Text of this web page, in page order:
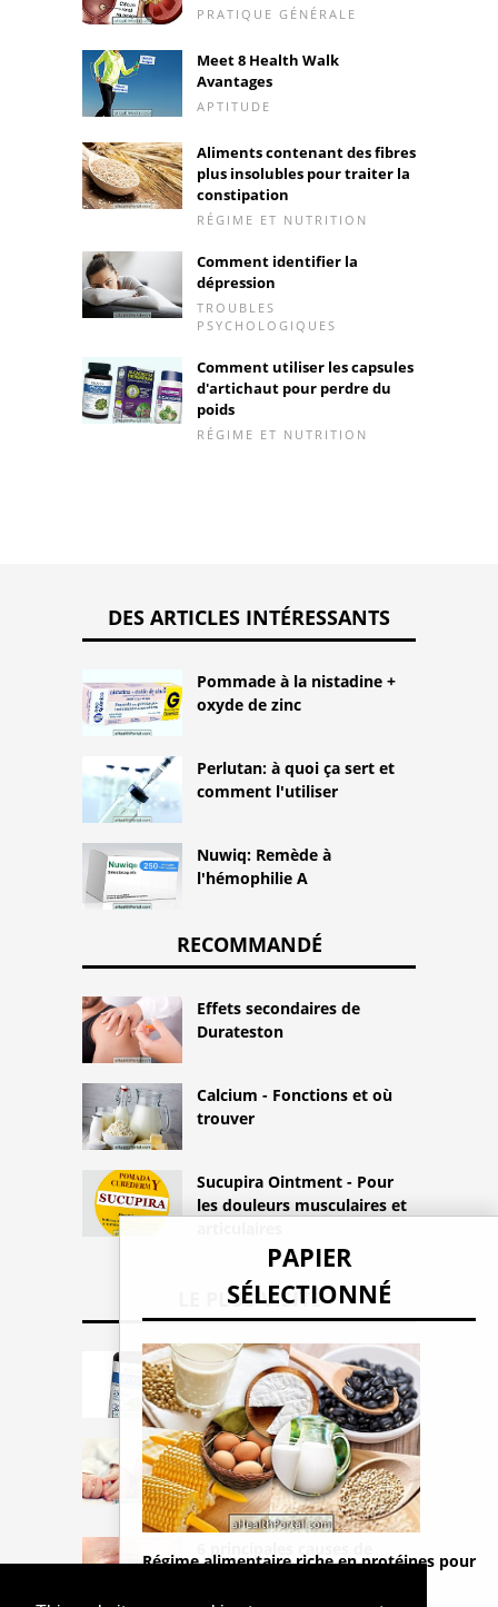
PRATIQUE GÉNÉRALE
Meet 8 Health Walk
Avantages
APTITUDE
Aliments contenant des fibres
plus insolubles pour traiter la
constipation
RÉGIME ET NUTRITION
Comment identifier la
dépression
TROUBLES
PSYCHOLOGIQUES
Comment utiliser les capsules
d'artichaut pour perdre du
poids
RÉGIME ET NUTRITION
PAPIER
SÉLECTIONNÉ
Régime alimentaire riche en protéines pour
DES ARTICLES INTÉRESSANTS
Pommade à la nistadine +
oxyde de zinc
Perlutan: à quoi ça sert et
comment l'utiliser
Nuwiq: Remède à
l'hémophilie A
RECOMMANDÉ
Effets secondaires de
Durateston
Calcium - Fonctions et où
trouver
Sucupira Ointment - Pour
les douleurs musculaires et
LE PLUS VISITÉ
Comment prendre des
capsules de gingembre pour
perdre du poids
Apprenez ce que c'est
quand votre bébé arrête de
respirer pendant son
sommeil